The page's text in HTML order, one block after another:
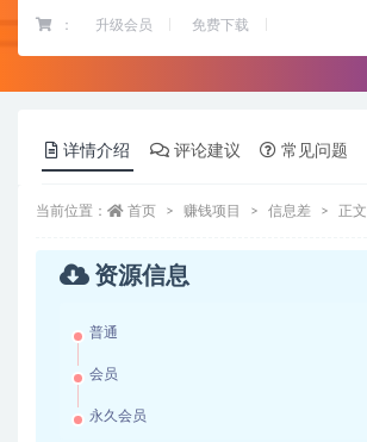
： 升级会员 免费下载
详情介绍 评论建议 常见问题
当前位置： 首页 赚钱项目 信息差 正文
资源信息
普通
会员
永久会员